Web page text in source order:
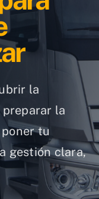
la
la
tu
gestión clara,